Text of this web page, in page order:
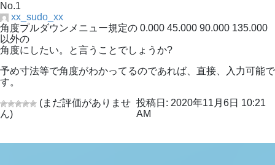
No.1
xx_sudo_xx
角度プルダウンメニュー規定の 0.000 45.000 90.000 135.000
以外の
角度にしたい。と言うことでしょうか?
予め寸法等で角度がわかってるのであれば、直接、入力可能で
す。
(まだ評価がありませ
ん)
投稿日: 2020年11月6日 10:21
AM